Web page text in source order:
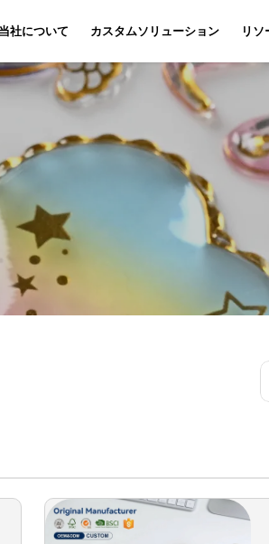
当社について カスタムソリューション
イズ セットのカス
リソ
動画